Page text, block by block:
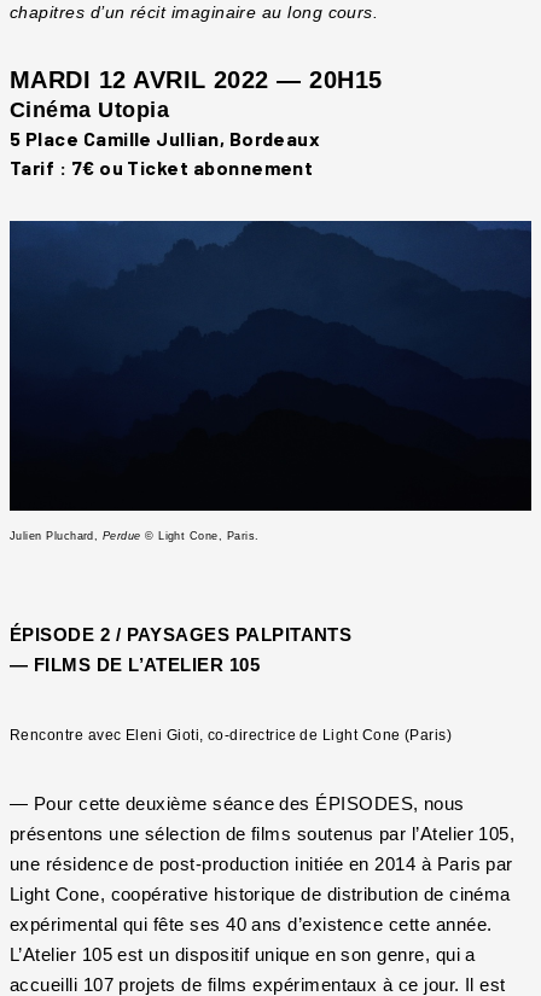
chapitres d’un récit imaginaire au long cours.
MARDI 12 AVRIL 2022 — 20H15
Cinéma Utopia
5 Place Camille Jullian, Bordeaux
Tarif : 7€ ou Ticket abonnement
Julien Pluchard, Perdue © Light Cone, Paris.
ÉPISODE 2 / PAYSAGES PALPITANTS
— FILMS DE L’ATELIER 105
Rencontre avec Eleni Gioti, co-directrice de Light Cone (Paris)
— Pour cette deuxième séance des ÉPISODES, nous
présentons une sélection de films soutenus par l’Atelier 105,
une résidence de post-production initiée en 2014 à Paris par
Light Cone, coopérative historique de distribution de cinéma
expérimental qui fête ses 40 ans d’existence cette année.
L’Atelier 105 est un dispositif unique en son genre, qui a
accueilli 107 projets de films expérimentaux à ce jour. Il est